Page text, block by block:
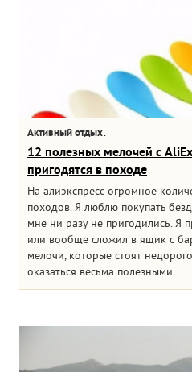
Активный отдых:
12 полезных мелочей с
пригодятся в походе
На алиэкспресс огромное
походов. Я люблю покупать
мне ни разу не пригодились. Я
или вообще сложил в ящик с
мелочи, которые стоят
оказаться весьма полезными.